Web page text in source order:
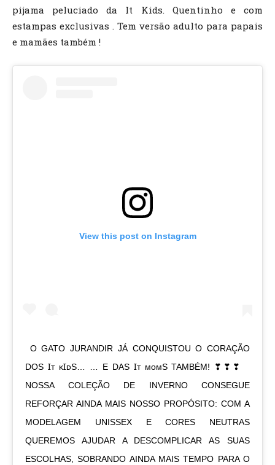
pijama peluciado da It Kids. Quentinho e com
estampas exclusivas . Tem versão adulto para papais
e mamães também !
View this post on Instagram
⁣ O GATO JURANDIR JÁ CONQUISTOU O CORAÇÃO
DOS Ɪᴛ ᴋꞮᴅS…⁣ … E DAS Ɪᴛ ᴍᴏᴍS TAMBÉM! ❣︎❣︎❣︎⁣ ⁣
NOSSA COLEÇÃO DE INVERNO CONSEGUE
REFORÇAR AINDA MAIS NOSSO PROPÓSITO: COM A
MODELAGEM UNISSEX E CORES NEUTRAS
QUEREMOS AJUDAR A DESCOMPLICAR AS SUAS
ESCOLHAS, SOBRANDO AINDA MAIS TEMPO PARA O